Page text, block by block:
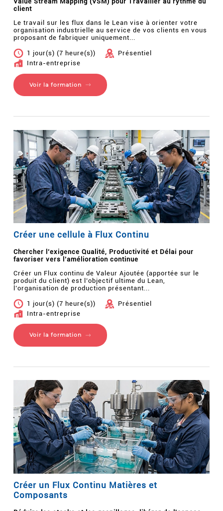
client
Le travail sur les flux dans le Lean vise à orienter votre
organisation industrielle au service de vos clients en vous
proposant de fabriquer uniquement...
1 jour(s) (7 heure(s))
Présentiel
Intra-entreprise
Voir la formation
Créer une cellule à Flux Continu
Chercher l’exigence Qualité, Productivité et Délai pour
favoriser vers l’amélioration continue
Créer un Flux continu de Valeur Ajoutée (apportée sur le
produit du client) est l’objectif ultime du Lean,
l’organisation de production présentant...
1 jour(s) (7 heure(s))
Présentiel
Intra-entreprise
Voir la formation
Créer un Flux Continu Matières et
Composants